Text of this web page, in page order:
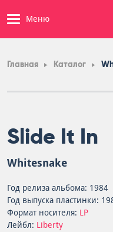
Меню
Главная Каталог
Slide It In
Whitesnake
Год релиза альбома: 1984
Год выпуска пластинки:
Формат носителя: LP
Лейбл: Liberty